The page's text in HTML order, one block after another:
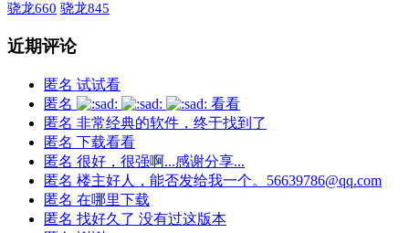
骁龙660 骁龙845
近期评论
匿名 试试看
匿名
看看
匿名 非常经典的软件，终于找到了
匿名 下载看看
匿名 很好，很强啊...感谢分享...
匿名 楼主好人，能否发给我一个。56639786@qq.com
匿名 在哪里下载
匿名 找好久了 没有过这版本